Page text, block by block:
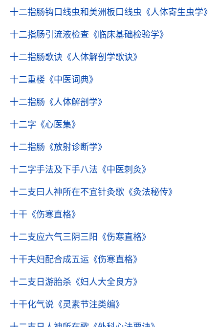
十二指肠钩口线虫和美洲板口线虫 《人体寄生虫学》
十二指肠引流液检查 《临床基础检验学》
十二指肠歌诀 《人体解剖学歌诀》
十二重楼 《中医词典》
十二指肠 《人体解剖学》
十二字 《心医集》
十二指肠 《放射诊断学》
十二字手法及下手八法 《中医刺灸》
十二支曰人神所在不宜针灸歌 《灸法秘传》
十干 《伤寒直格》
十二支应六气三阴三阳 《伤寒直格》
十干夫妇配合成五运 《伤寒直格》
十二支日游胎杀 《妇人大全良方》
十干化气说 《灵素节注类编》